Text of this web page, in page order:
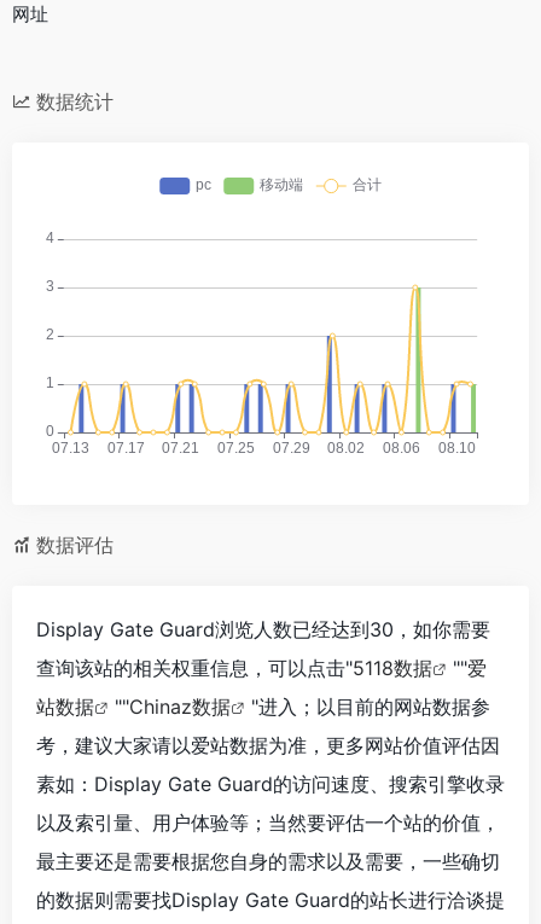
网址
数据统计
数据评估
Display Gate Guard浏览人数已经达到30，如你需要
查询该站的相关权重信息，可以点击"5118数据 ""爱
站数据
""Chinaz数据
"进入；以目前的网站数据参
考，建议大家请以爱站数据为准，更多网站价值评估因
素如：Display Gate Guard的访问速度、搜索引擎收录
以及索引量、用户体验等；当然要评估一个站的价值，
最主要还是需要根据您自身的需求以及需要，一些确切
的数据则需要找Display Gate Guard的站长进行洽谈提